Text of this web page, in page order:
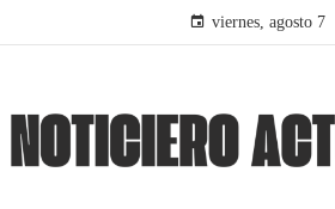
viernes, agosto 7